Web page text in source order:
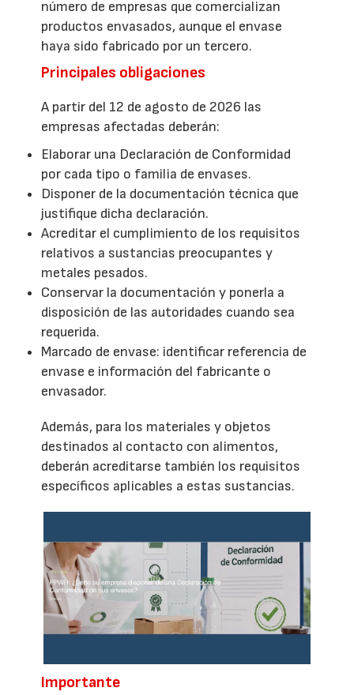
número de empresas que comercializan
productos envasados, aunque el envase
haya sido fabricado por un tercero.
Principales obligaciones
A partir del 12 de agosto de 2026 las
empresas afectadas deberán:
Elaborar una Declaración de Conformidad
por cada tipo o familia de envases.
Disponer de la documentación técnica que
justifique dicha declaración.
Acreditar el cumplimiento de los requisitos
relativos a sustancias preocupantes y
metales pesados.
Conservar la documentación y ponerla a
disposición de las autoridades cuando sea
requerida.
Marcado de envase: identificar referencia de
envase e información del fabricante o
envasador.
Además, para los materiales y objetos
destinados al contacto con alimentos,
deberán acreditarse también los requisitos
específicos aplicables a estas sustancias.
Importante